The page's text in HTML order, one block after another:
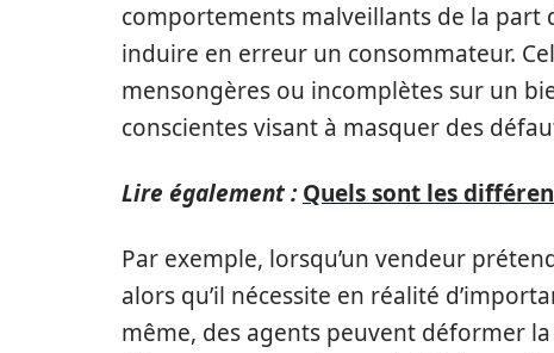
comportements malveillants de la part
induire en erreur un consommateur.
mensongères ou incomplètes sur un
conscientes visant à masquer des
Lire également : Quels sont les
Par exemple, lorsqu’un vendeur
alors qu’il nécessite en réalité
même, des agents peuvent déformer